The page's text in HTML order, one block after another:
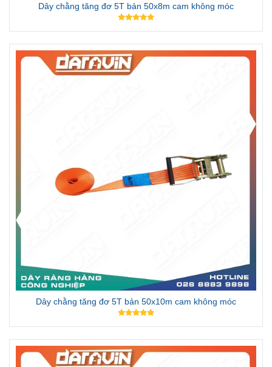
Dây chằng tăng đơ 5T bản 50x8m cam không móc
Dây chằng tăng đơ 5T bản 50x10m cam không móc